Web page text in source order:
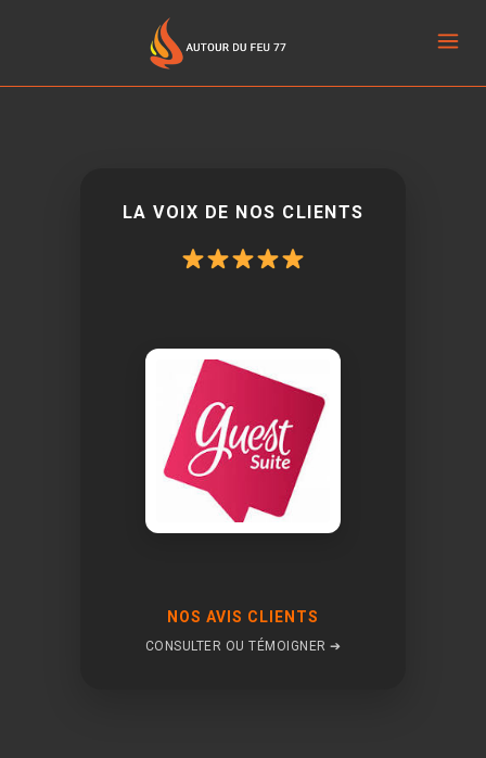
LA VOIX DE NOS CLIENTS
NOS AVIS CLIENTS
CONSULTER OU TÉMOIGNER ➔